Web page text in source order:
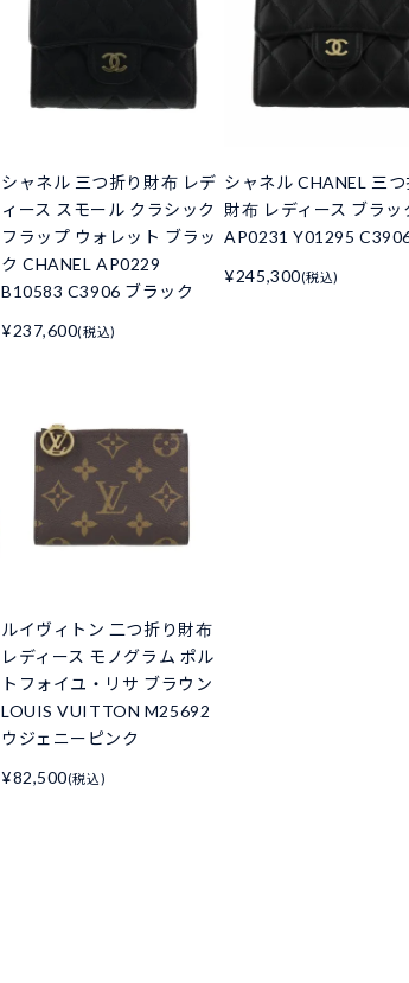
シャネル 三つ折り財布 レデ
ィース スモール クラシック
フラップ ウォレット ブラッ
ク CHANEL AP0229
B10583 C3906 ブラック
¥237,600(税込)
シャネル CHANEL 三つ
財布 レディース ブラッ
AP0231 Y01295
¥245,300(税込)
ルイヴィトン 二つ折り財布
レディース モノグラム ポル
トフォイユ・リサ ブラウン
LOUIS VUITTON M25692
ウジェニーピンク
¥82,500(税込)